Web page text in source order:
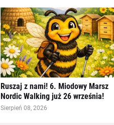
Ruszaj z nami! 6. Miodowy Marsz
Nordic Walking już 26 września!
Sierpień 08, 2026